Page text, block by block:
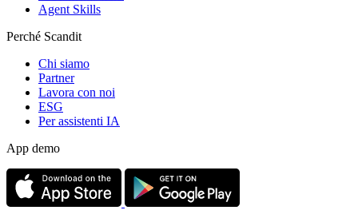
Agent Skills
Perché Scandit
Chi siamo
Partner
Lavora con noi
ESG
Per assistenti IA
App demo